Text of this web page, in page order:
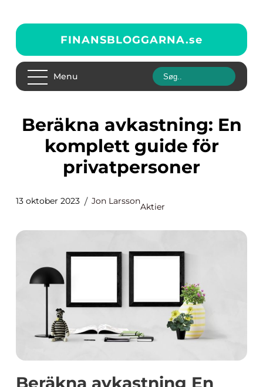
FINANSBLOGGARNA.se
Menu
Beräkna avkastning: En
komplett guide för
privatpersoner
13 oktober 2023 Jon Larsson
Aktier
Beräkna avkastning En